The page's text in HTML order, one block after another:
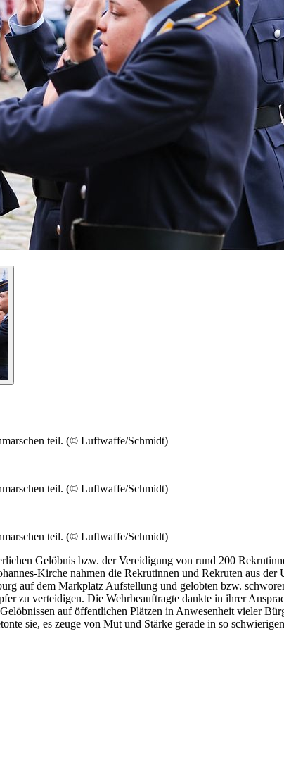
teil. (© Luftwaffe/Schmidt)
teil. (© Luftwaffe/Schmidt)
teil. (© Luftwaffe/Schmidt)
Gelöbnis bzw. der Vereidigung von rund 200
Kirche nahmen die Rekrutinnen und Rekruten aus der
auf dem Markplatz Aufstellung und gelobten bzw.
zu verteidigen. Die Wehrbeauftragte dankte in ihrer
auf öffentlichen Plätzen in Anwesenheit vieler
sie, es zeuge von Mut und Stärke gerade in so